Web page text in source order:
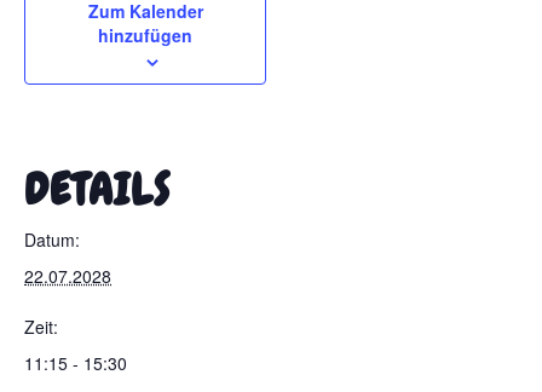
Zum Kalender
hinzufügen
DETAILS
Datum:
22.07.2028
Zeit:
11:15 - 15:30